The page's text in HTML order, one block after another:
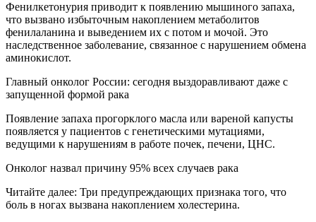
Фенилкетонурия приводит к появлению мышиного запаха,
что вызвано избыточным накоплением метаболитов
фенилаланина и выведением их с потом и мочой. Это
наследственное заболевание, связанное с нарушением обмена
аминокислот.
Главный онколог России: сегодня выздоравливают даже с
запущенной формой рака
Появление запаха прогорклого масла или вареной капусты
появляется у пациентов с генетическими мутациями,
ведущими к нарушениям в работе почек, печени, ЦНС.
Онколог назвал причину 95% всех случаев рака
Читайте далее: Три предупреждающих признака того, что
боль в ногах вызвана накоплением холестерина.